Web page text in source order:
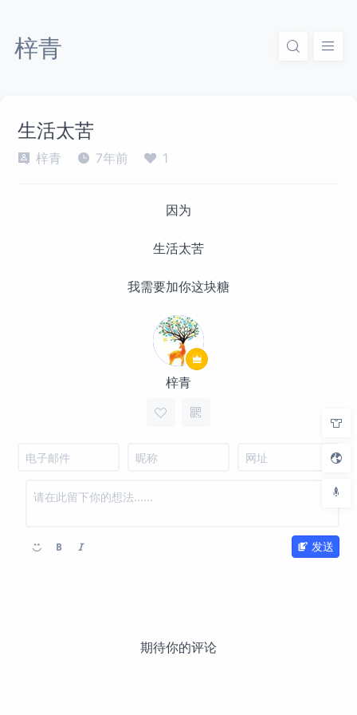
梓青
生活太苦
梓青 7年前 1
因为
生活太苦
我需要加你这块糖
梓青
发送
期待你的评论